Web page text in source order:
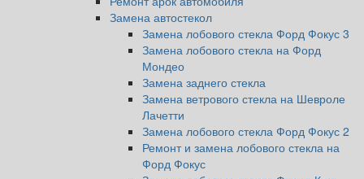
Замена автостекол
Замена лобового стекла Форд Фокус 3
Замена лобового стекла на Форд
Мондео
Замена заднего стекла
Замена ветрового стекла на Шевроле
Лачетти
Замена лобового стекла Форд Фокус 2
Ремонт и замена лобового стекла на
Форд Фокус